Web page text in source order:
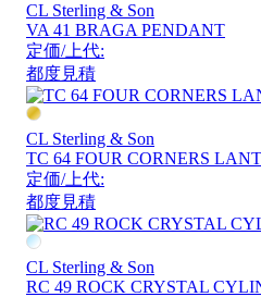
CL Sterling & Son
VA 41 BRAGA PENDANT
定価/上代:
都度見積
CL Sterling & Son
TC 64 FOUR CORNERS
定価/上代:
都度見積
CL Sterling & Son
RC 49 ROCK CRYSTAL